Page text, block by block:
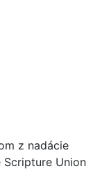
z nadácie
Scripture Union